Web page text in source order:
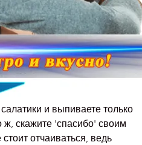
и выпиваете только
ж, скажите 'спасибо' своим
отчаиваться, ведь